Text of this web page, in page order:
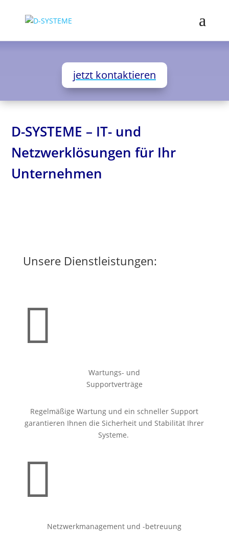
jetzt kontaktieren
D-SYSTEME – IT- und
Netzwerklösungen für Ihr
Unternehmen
Unsere Dienstleistungen:

Wartungs- und
Supportverträge
Regelmäßige Wartung und ein schneller Support
garantieren Ihnen die Sicherheit und Stabilität Ihrer
Systeme.

Netzwerkmanagement und -betreuung